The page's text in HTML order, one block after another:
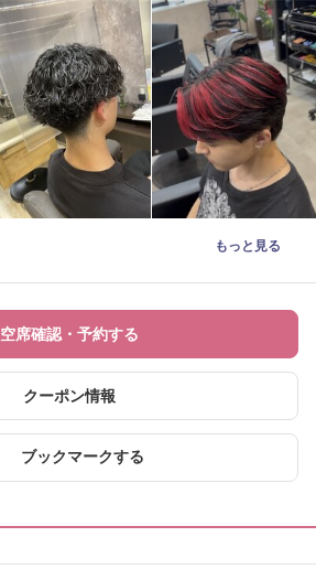
もっと見る
空席確認・予約する
クーポン情報
ブックマークする